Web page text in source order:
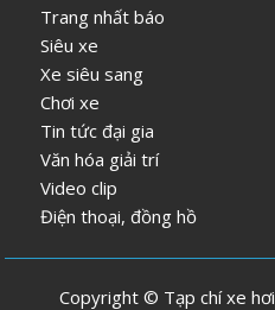
Trang nhất báo
Siêu xe
Xe siêu sang
Chơi xe
Tin tức đại gia
Văn hóa giải trí
Video clip
Điện thoại, đồng hồ
Copyright © Tạp chí xe